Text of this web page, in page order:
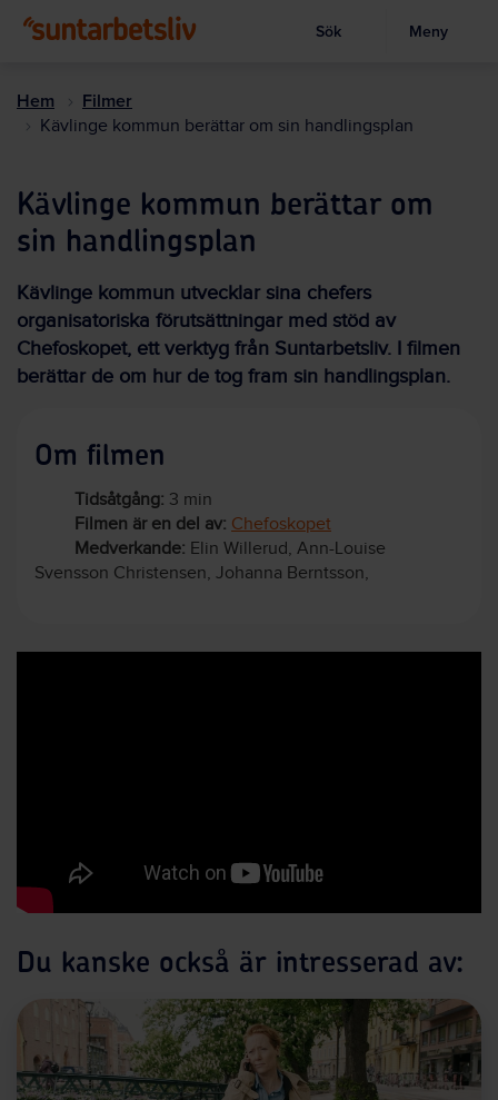
huvudinnehållet
Visa sökruta
Sök Meny
Hem Filmer
Kävlinge kommun berättar om sin handlingsplan
Kävlinge kommun berättar om
sin handlingsplan
Kävlinge kommun utvecklar sina chefers
organisatoriska förutsättningar med stöd av
Chefoskopet, ett verktyg från Suntarbetsliv. I filmen
berättar de om hur de tog fram sin handlingsplan.
Om filmen
Tidsåtgång: 3 min
Filmen är en del av: Chefoskopet
Medverkande: Elin Willerud, Ann-Louise
Svensson Christensen, Johanna Berntsson,
Du kanske också är intresserad av: